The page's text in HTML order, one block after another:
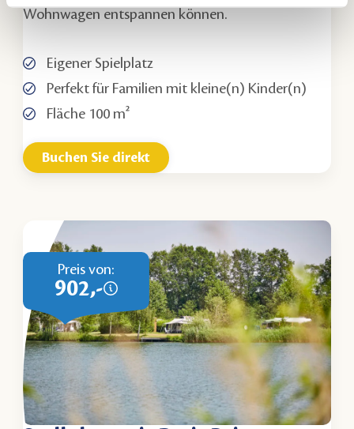
Wohnwagen entspannen können.
Eigener Spielplatz
Perfekt für Familien mit kleine(n) Kinder(n)
Fläche 100 m²
Buchen Sie direkt
Preis von:
902,-